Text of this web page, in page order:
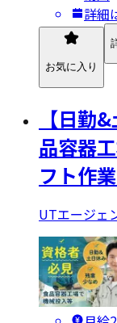
詳細
お気に入り
【日勤
品容器
フト作
UTエージェ